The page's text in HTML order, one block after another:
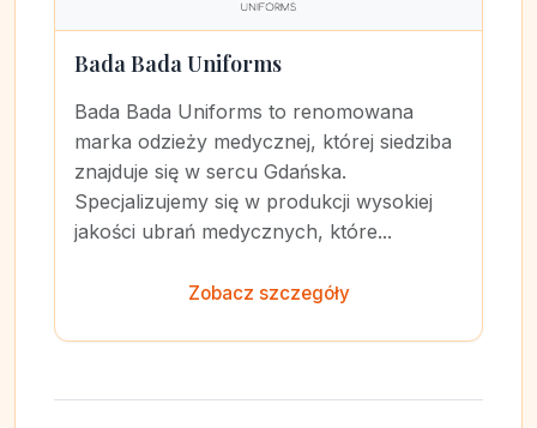
Bada Bada Uniforms
Bada Bada Uniforms to renomowana
marka odzieży medycznej, której siedziba
znajduje się w sercu Gdańska.
Specjalizujemy się w produkcji wysokiej
jakości ubrań medycznych, które...
Zobacz szczegóły